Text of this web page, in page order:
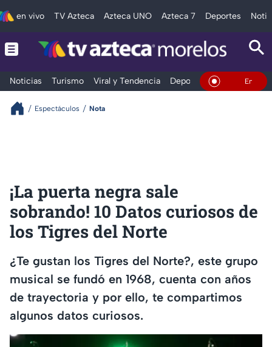
en vivo TV Azteca Azteca UNO Azteca 7 Deportes
Noticias Turismo Viral y Tendencia Deportes Espectáculos
En Vivo
Espectáculos Nota
¡La puerta negra sale
sobrando! 10 Datos curiosos de
los Tigres del Norte
¿Te gustan los Tigres del Norte?, este grupo
musical se fundó en 1968, cuenta con años
de trayectoria y por ello, te compartimos
algunos datos curiosos.